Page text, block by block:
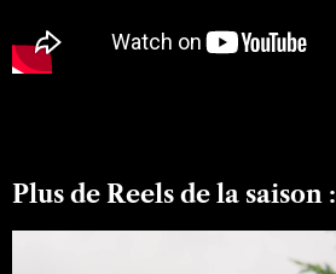
Plus de Reels de la saison :